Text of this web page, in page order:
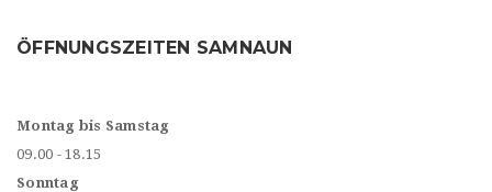
ÖFFNUNGSZEITEN SAMNAUN
Montag bis Samstag
09.00 - 18.15
Sonntag